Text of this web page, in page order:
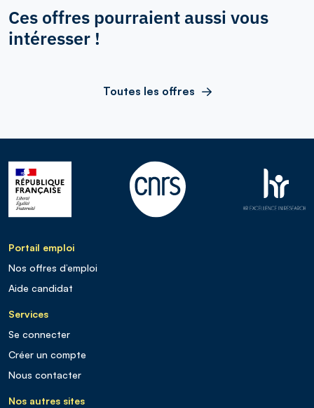
Ces offres pourraient aussi vous
intéresser !
Toutes les offres
Portail emploi
Nos offres d’emploi
Aide candidat
Services
Se connecter
Créer un compte
Nous contacter
Nos autres sites